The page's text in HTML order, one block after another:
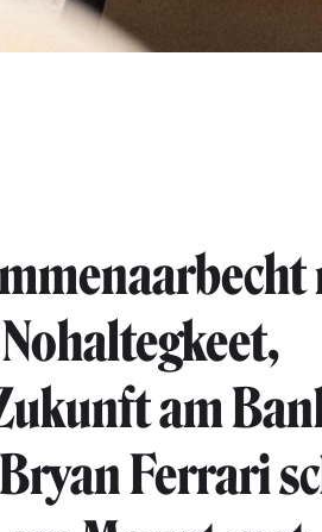
am
Ferrari